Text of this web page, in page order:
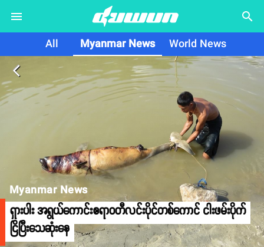
search
All Myanmar News World News
arrow_back_ios
Myanmar News
ရှားပါး အရွယ်ကောင်းဧရာဝတီလင်းပိုင်တစ်ကောင် ငါးဖမ်းပိုက်
ငြိပြီးသေဆုံးနေ